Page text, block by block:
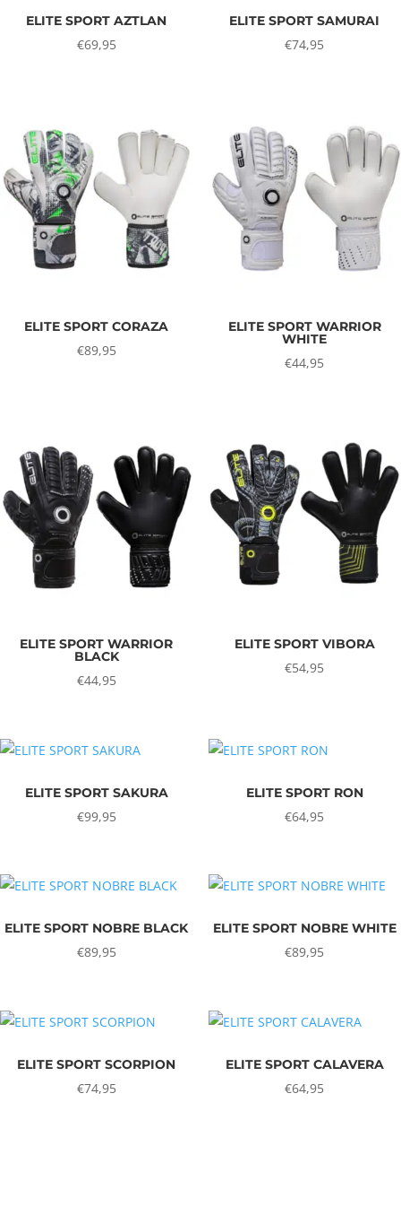
ELITE SPORT AZTLAN
€69,95
ELITE SPORT SAMURAI
€74,95
ELITE SPORT CORAZA
€89,95
ELITE SPORT WARRIOR
WHITE
€44,95
ELITE SPORT WARRIOR
BLACK
€44,95
ELITE SPORT VIBORA
€54,95
ELITE SPORT SAKURA
€99,95
ELITE SPORT RON
€64,95
ELITE SPORT NOBRE BLACK
€89,95
ELITE SPORT NOBRE WHITE
€89,95
ELITE SPORT SCORPION
€74,95
ELITE SPORT CALAVERA
€64,95